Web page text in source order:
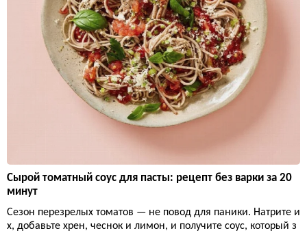
Сырой томатный соус для пасты: рецепт без варки за 20
минут
Сезон перезрелых томатов — не повод для паники. Натрите и
х, добавьте хрен, чеснок и лимон, и получите соус, который з